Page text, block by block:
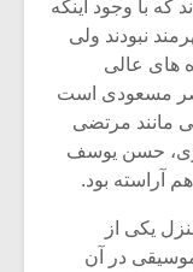
که با وجود اینکه
نبودند ولی
های عالی
مسعودی است
مانند مرتضی
حسن یوسف
آراسته بود.
یکی از
موسیقی در آن